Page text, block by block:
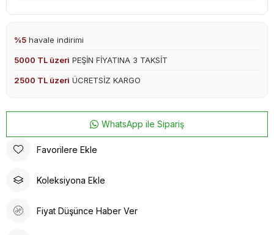
%5 havale indirimi
5000 TL üzeri PEŞİN FİYATINA 3 TAKSİT
2500 TL üzeri ÜCRETSİZ KARGO
WhatsApp ile Sipariş
Favorilere Ekle
Koleksiyona Ekle
Fiyat Düşünce Haber Ver